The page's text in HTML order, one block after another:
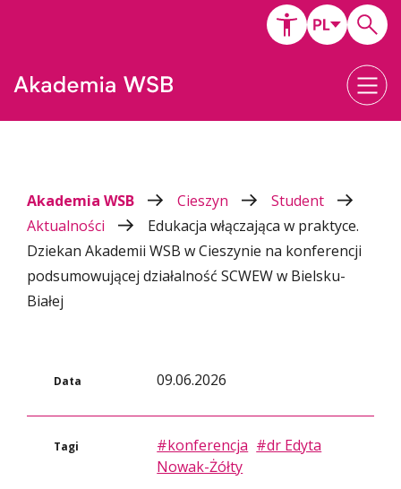
Akademia WSB Cieszyn
Student
Aktualności
Edukacja włączająca w praktyce.
Dziekan Akademii WSB w Cieszynie na konferencji
podsumowującej działalność SCWEW w Bielsku-
Białej
Data 09.06.2026
Tagi #konferencja #dr Edyta
Nowak-Żółty